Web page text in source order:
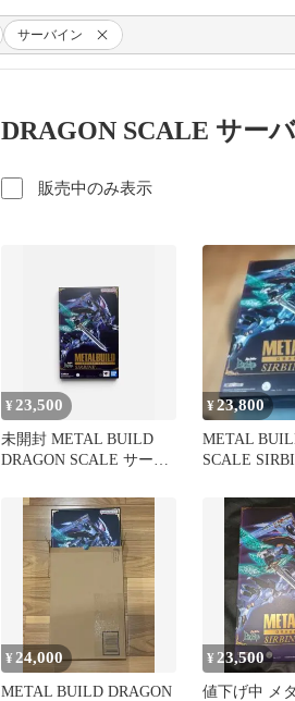
サーバイン
DRAGON SCALE サー
販売中のみ表示
¥ 23,500
未開封 METAL BUILD
DRAGON SCALE サーバ
¥23,800
METAL
SCALE
¥ 24,000
METAL BUILD DRAGON
¥ 23,500
値下げ中 メ